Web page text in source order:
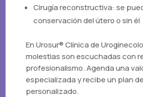
Cirugía reconstructiva: se
conservación del útero o sin él
En Urosur® Clínica de
molestias son escuchadas con
profesionalismo. Agenda una
especializada y recibe un plan
personalizado.